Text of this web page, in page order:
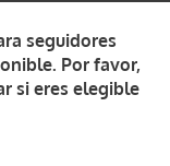
seguidores
Por favor,
si eres elegible